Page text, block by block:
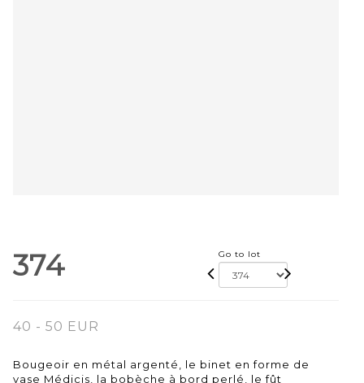
374 Go to lot
40 - 50 EUR
Bougeoir en métal argenté, le binet en forme de
vase Médicis, la bobèche à bord perlé, le fût